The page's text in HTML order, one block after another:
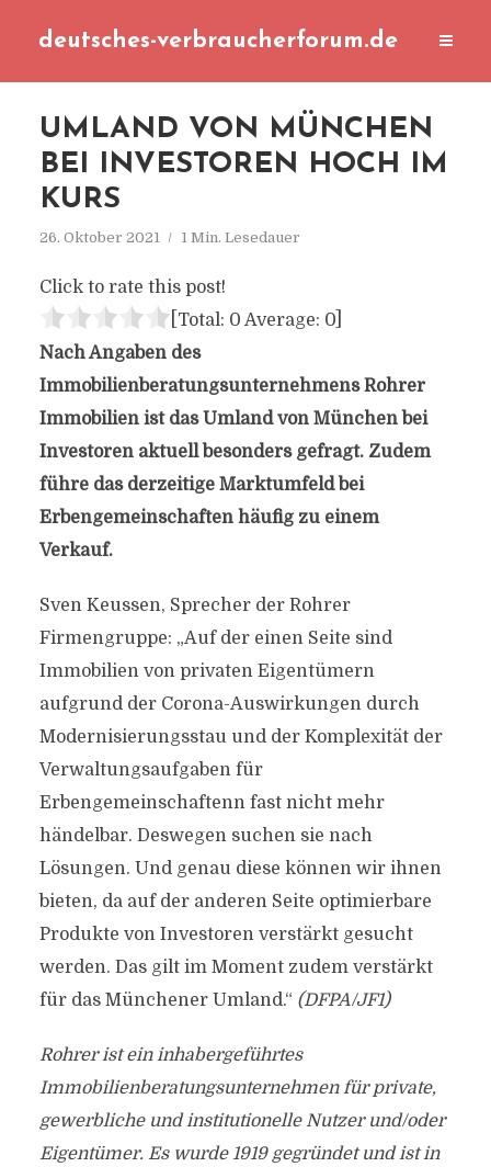
deutsches-verbraucherforum.de
UMLAND VON MÜNCHEN
BEI INVESTOREN HOCH IM
KURS
26. Oktober 2021 1 Min. Lesedauer
Click to rate this post!
[Total: 0 Average: 0]
Nach Angaben des
Immobilienberatungsunternehmens Rohrer
Immobilien ist das Umland von München bei
Investoren aktuell besonders gefragt. Zudem
führe das derzeitige Marktumfeld bei
Erbengemeinschaften häufig zu einem
Verkauf.
Sven Keussen, Sprecher der Rohrer
Firmengruppe: „Auf der einen Seite sind
Immobilien von privaten Eigentümern
aufgrund der Corona-Auswirkungen durch
Modernisierungsstau und der Komplexität der
Verwaltungsaufgaben für
Erbengemeinschaftenn fast nicht mehr
händelbar. Deswegen suchen sie nach
Lösungen. Und genau diese können wir ihnen
bieten, da auf der anderen Seite optimierbare
Produkte von Investoren verstärkt gesucht
werden. Das gilt im Moment zudem verstärkt
für das Münchener Umland.“ (DFPA/JF1)
Rohrer ist ein inhabergeführtes
Immobilienberatungsunternehmen für private,
gewerbliche und institutionelle Nutzer und/oder
Eigentümer. Es wurde 1919 gegründet und ist in